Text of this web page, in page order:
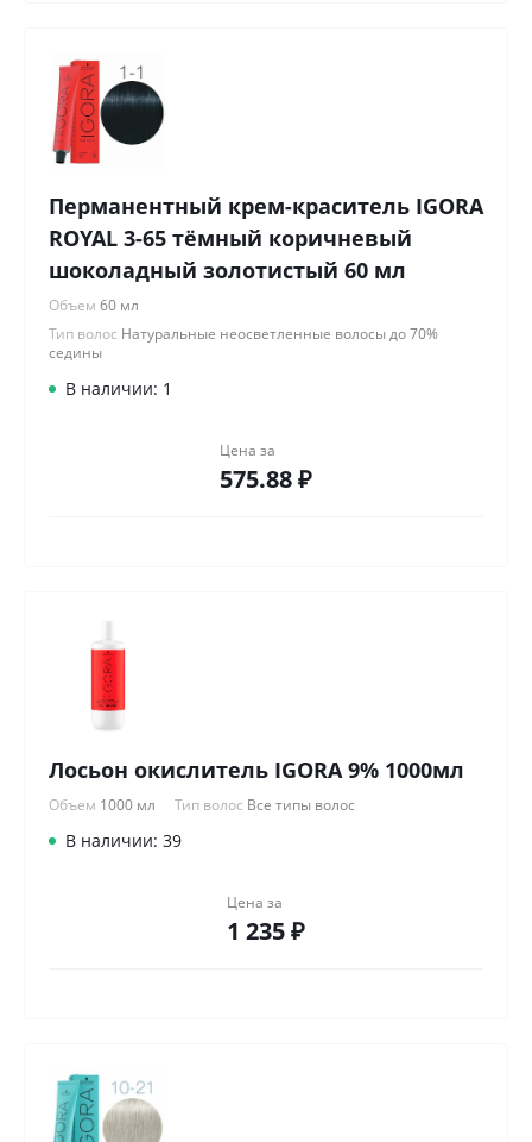
Перманентный крем-краситель IGORA
ROYAL 3-65 тёмный коричневый
шоколадный золотистый 60 мл
Объем 60 мл
Тип волос Натуральные неосветленные волосы до 70%
седины
В наличии: 1
Цена за
575.88 ₽
Лосьон окислитель IGORA 9% 1000мл
Объем 1000 мл Тип волос Все типы волос
В наличии: 39
Цена за
1 235 ₽